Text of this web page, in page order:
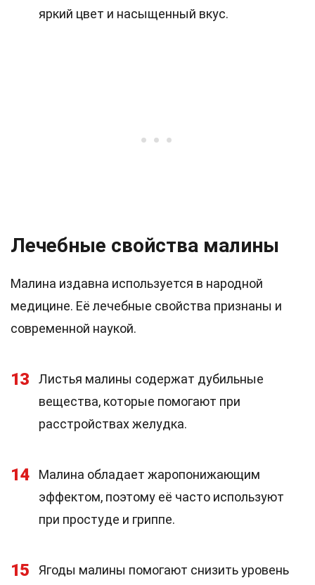
яркий цвет и насыщенный вкус.
Лечебные свойства малины
Малина издавна используется в народной
медицине. Её лечебные свойства признаны и
современной наукой.
13
Листья малины содержат дубильные
вещества, которые помогают при
расстройствах желудка.
14
Малина обладает жаропонижающим
эффектом, поэтому её часто используют
при простуде и гриппе.
15
Ягоды малины помогают снизить уровень